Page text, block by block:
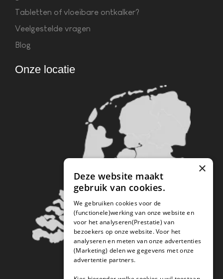
Tabletten of vloeibare ontkalker?
Veelgestelde vragen
Blog
Onze locatie
×
Deze website maakt
gebruik van cookies.
We gebruiken cookies voor de
(functionele)werking van onze website en
voor het analyseren(Prestatie) van
bezoekers op onze website. Voor het
analyseren en meten van onze advertenties
(Marketing) delen we gegevens met onze
advertentie partners.